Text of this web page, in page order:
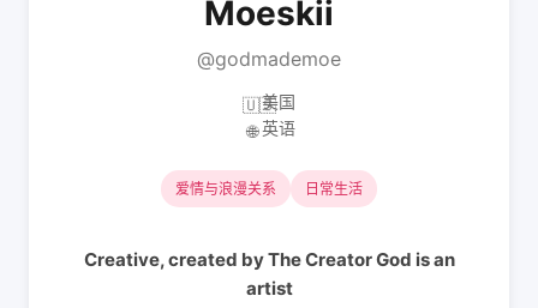
Moeskii
@godmademoe
🇺🇸美国
🌐 英语
爱情与浪漫关系 日常生活
Creative, created by The Creator God is an
artist